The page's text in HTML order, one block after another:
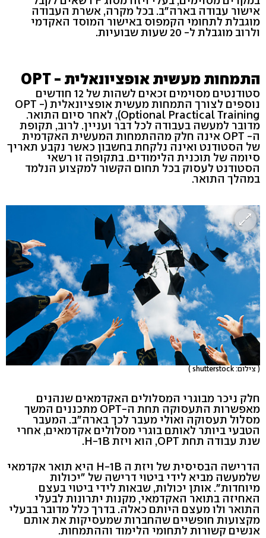
אישור עבודה בארה"ב. בכל מקרה, אשרת העבודה
מוגבלת לתחומי הקמפוס באישור המוסד האקדמי
ולרוב מוגבלת ל- 20 שעות שבועיות.
התמחות מעשית אופציונאלית - OPT
סטודנטים מסוימים זכאים לשהות של 12 חודשים
נוספים לצורך התמחות מעשית אופציונאלית (OPT -
Optional Practical Training), לאחר סיום התואר.
מדובר למעשה בעבודה לכל דבר ועניין. לרוב, תקופת
ה- OPT אינה חלק מההתמחות המעשית האקדמית
של הסטודנט ואינה נלקחת בחשבון כאשר נקבע תאריך
סיומה של תוכנית הלימודים. בתקופה זו רשאי
הסטודנט לעסוק בכל תחום הקשור למקצוע הנלמד
במהלך התואר.
( צילום: shutterstock )
חלק ניכר מבוגרי המסלולים האקדמאים שנהנים
מאפשרות התעסוקה תחת ה-OPT מתכננים המשך
מסלול תעסוקה ואולי מעבר לכך בארה״ב. המעבר
הטבעי ביותר לאותם בוגרי מסלולים אקדמאים, אחרי
שנת עבודה תחת OPT, הוא ויזת H-1B.
הדרישה הבסיסית של ויזת ה H-1B היא תואר אקדמאי
שלמעשה מביא לידי ביטוי דרישה של ״יכולות
מיוחדות״. אותן יכולות, שבאות לידי ביטוי בעצם
האחיזה בתואר האקדמאי, מקנות יתרונות לבעלי
התואר ולו מעצם היותם כאלה. בדרך כלל מדובר בבעלי
מקצועות חופשיים שהחברות שמעסיקות את אותם
אנשים קשורות לתחומי הלימוד וההתמחות.